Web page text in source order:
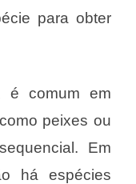
para obter
é comum em
peixes ou
Em
há espécies